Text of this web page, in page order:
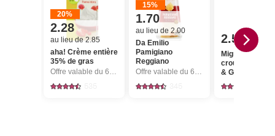
20%
2.28
au lieu de 2.85
aha! Crème entière
35% de gras
Offre valable du 6.8 au 12.8.2026, jusqu’à épuisement du stock.
15%
1.70
au lieu de 2.00
Da Emilio
Pamigiano
Reggiano
Offre valable du 6.8 au 12.8.2026, jusqu’à épuisement du stock.
2.50
Migros Pain
croustillant
& Grains